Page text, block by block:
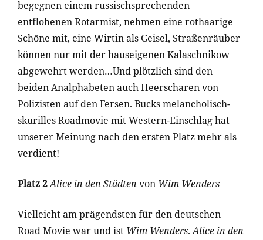
begegnen einem russischsprechenden
entflohenen Rotarmist, nehmen eine rothaarige
Schöne mit, eine Wirtin als Geisel, Straßenräuber
können nur mit der hauseigenen Kalaschnikow
abgewehrt werden…Und plötzlich sind den
beiden Analphabeten auch Heerscharen von
Polizisten auf den Fersen. Bucks melancholisch-
skurilles Roadmovie mit Western-Einschlag hat
unserer Meinung nach den ersten Platz mehr als
verdient!
Platz 2Alice in den Städten von Wim Wenders
Vielleicht am prägendsten für den deutschen
Road Movie war und ist Wim Wenders.Alice in den